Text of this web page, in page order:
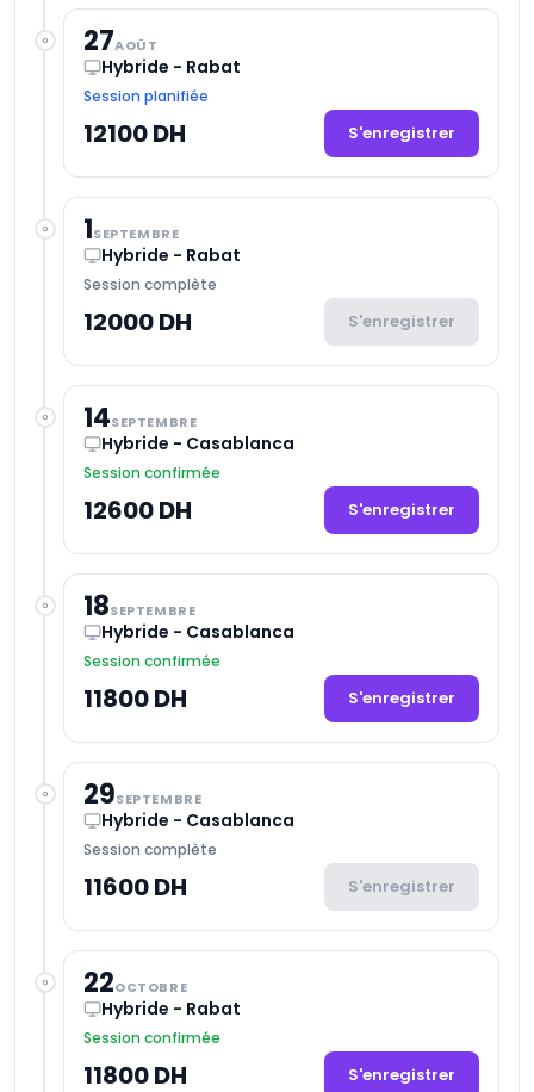
27AOÛT
Hybride - Rabat
Session planifiée
12100 DH S'enregistrer
1SEPTEMBRE
Hybride - Rabat
Session complète
12000 DH S'enregistrer
14SEPTEMBRE
Hybride - Casablanca
Session confirmée
12600 DH S'enregistrer
18SEPTEMBRE
Hybride - Casablanca
Session confirmée
11800 DH S'enregistrer
29SEPTEMBRE
Hybride - Casablanca
Session complète
11600 DH S'enregistrer
22OCTOBRE
Hybride - Rabat
Session confirmée
11800 DH S'enregistrer